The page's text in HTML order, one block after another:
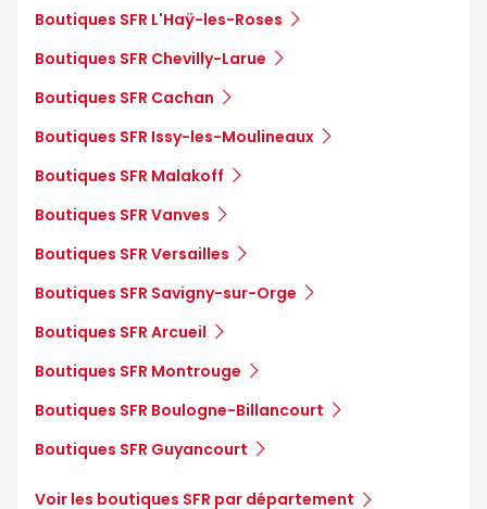
Boutiques SFR L'Haÿ-les-Roses
Boutiques SFR Chevilly-Larue
Boutiques SFR Cachan
Boutiques SFR Issy-les-Moulineaux
Boutiques SFR Malakoff
Boutiques SFR Vanves
Boutiques SFR Versailles
Boutiques SFR Savigny-sur-Orge
Boutiques SFR Arcueil
Boutiques SFR Montrouge
Boutiques SFR Boulogne-Billancourt
Boutiques SFR Guyancourt
Voir les boutiques SFR par département